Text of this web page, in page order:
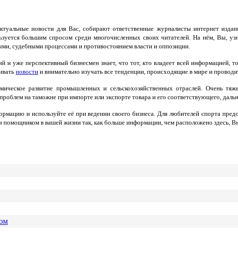
новости для Вас, собирают ответственные журналисты интернет
большим спросом среди многочисленных своих читателей. На нём, Вы,
судебными процессами и противостоянием власти и оппозиции.
уже перспективный бизнесмен знает, что тот, кто владеет всей информацией,
новости и внимательно изучать все тенденции, происходящие в мире и
развитие промышленных и сельскохозяйственных отраслей. Очень
на таможне при импорте или экспорте товара и его соответствующего,
и используйте её при ведении своего бизнеса. Для любителей спорта
в вашей жизни так, как больше информации, чем расположено здесь,